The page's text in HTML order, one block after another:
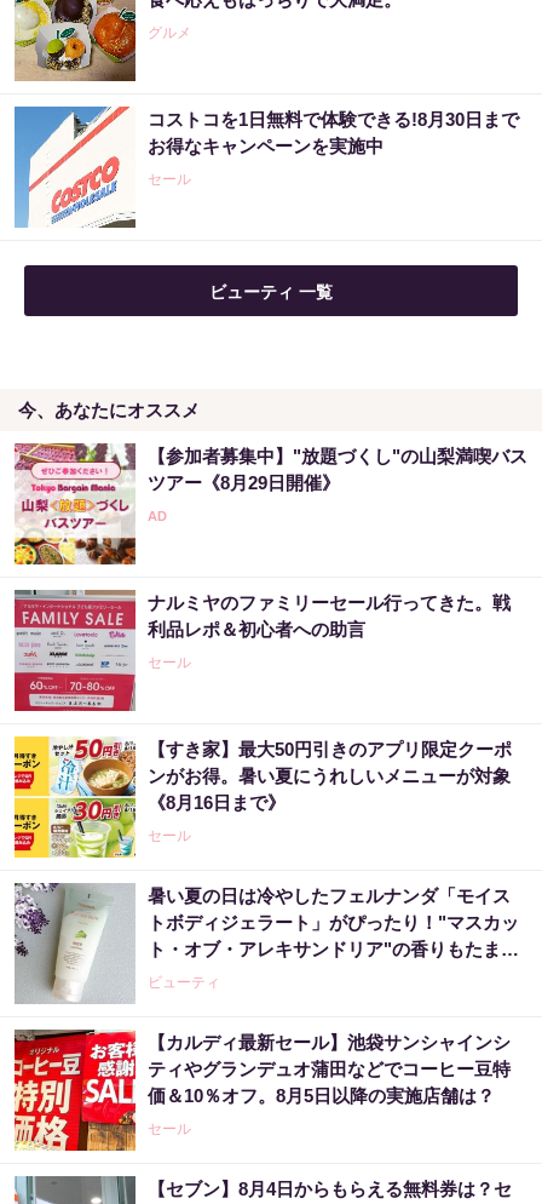
グルメ
コストコを1日無料で体験できる!8月30日まで
お得なキャンペーンを実施中
セール
ビューティ 一覧
今、あなたにオススメ
【参加者募集中】"放題づくし"の山梨満喫バス
ツアー《8月29日開催》
ナルミヤのファミリーセール行ってきた。戦
利品レポ＆初心者への助言
セール
【すき家】最大50円引きのアプリ限定クーポ
ンがお得。暑い夏にうれしいメニューが対象
《8月16日まで》
セール
暑い夏の日は冷やしたフェルナンダ「モイス
トボディジェラート」がぴったり！"マスカッ
ト・オブ・アレキサンドリア"の香りもたまら
ん♡《編集部レポ》
ビューティ
【カルディ最新セール】池袋サンシャインシ
ティやグランデュオ蒲田などでコーヒー豆特
価＆10％オフ。8月5日以降の実施店舗は？
セール
【セブン】8月4日からもらえる無料券は？セ